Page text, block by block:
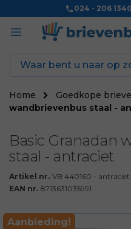
024 - 206 1340
Home Goedkope
wandbrievenbus staal -
Basic Granadan
staal - antraciet
Artikel nr. VB 440160 - antraciet
EAN nr. 8713631035991
Aanbieding!